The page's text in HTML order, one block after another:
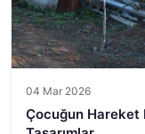
04 Mar 2026
Çocuğun Hareket